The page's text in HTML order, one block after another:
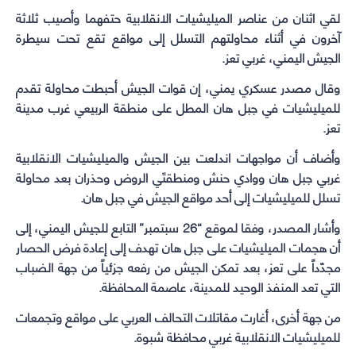
لقي اثنان من عناصر الميليشيات الانقلابية حتفهما وأصيب ثلاثة
آخرون في أثناء محاولتهم التسلل إلى مواقع تقع تحت سيطرة
الجيش اليمني، غربي تعز.
وقال مصدر عسكري يمني، إن قوات الجيش أحبطت محاولة تقدم
للميليشيات في جبل هان المطل على منطقة الربيعي غرب مدينة
تعز.
وأضاف أن مواجهات اندلعت بين الجيش والميليشيات الانقلابية
غربي جبل هان ووادي حنش ومنطقتَي الروض وحذران بعد محاولة
تسلل للميليشيات إلى أحد مواقع الجيش في جبل هان.
وأشار المصدر، وفقا لموقع “26 سبتمبر” التابع للجيش اليمني، إلى
أن هجمات الميليشيات على جبل هان تهدف إلى إعادة فرض الحصار
مجدّداً على تعز، بعد تمكن الجيش من رفعه جزئياً من جهة الضباب
التي تعد المنفذ الوحيد للمدينة، عاصمة المحافظة.
من جهة أخرى، أغارت مقاتلات التحالف العربي على مواقع وتجمعات
للميليشيات الانقلابية غربي محافظة شبوة.
window)
window)
window)
window)